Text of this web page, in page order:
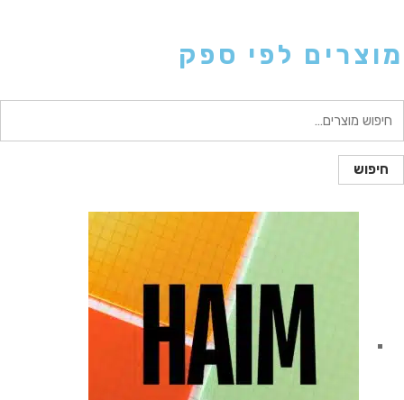
מוצרים לפי ספק
עבור:
חיפוש